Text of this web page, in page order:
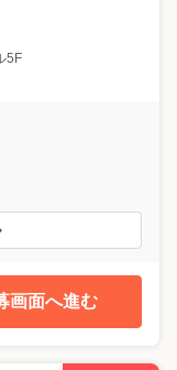
5F
画面へ進む